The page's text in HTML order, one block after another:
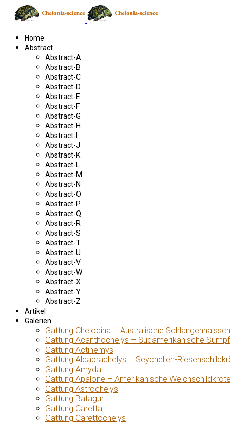
Home
Abstract
Abstract-A
Abstract-B
Abstract-C
Abstract-D
Abstract-E
Abstract-F
Abstract-G
Abstract-H
Abstract-I
Abstract-J
Abstract-K
Abstract-L
Abstract-M
Abstract-N
Abstract-O
Abstract-P
Abstract-Q
Abstract-R
Abstract-S
Abstract-T
Abstract-U
Abstract-V
Abstract-W
Abstract-X
Abstract-Y
Abstract-Z
Artikel
Galerien
Gattung Chelodina – Australische
Gattung Acanthochelys – Südamerikanische
Gattung Actinemys
Gattung Aldabrachelys – Seychellen-
Gattung Amyda
Gattung Apalone – Amerikanische
Gattung Astrochelys
Gattung Batagur
Gattung Caretta
Gattung Carettochelys